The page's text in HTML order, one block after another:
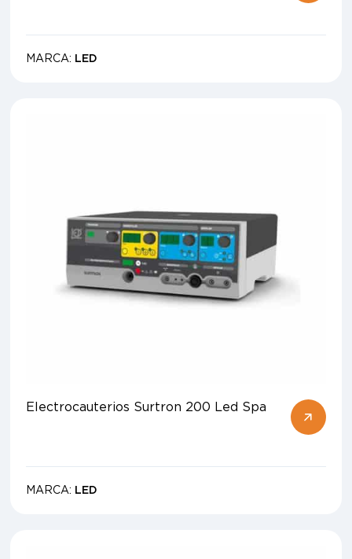
MARCA: LED
Electrocauterios Surtron 200 Led Spa
MARCA: LED